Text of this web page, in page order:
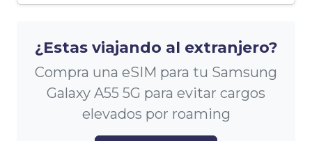
¿Estas viajando al extranjero?
Compra una eSIM para tu Samsung
Galaxy A55 5G para evitar cargos
elevados por roaming